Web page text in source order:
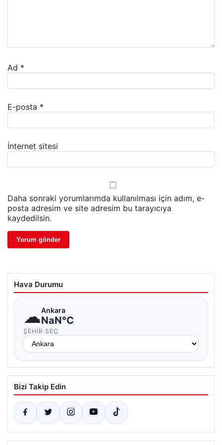
Ad *
E-posta *
İnternet sitesi
Daha sonraki yorumlarımda kullanılması için adım, e-
posta adresim ve site adresim bu tarayıcıya
kaydedilsin.
Hava Durumu
☁Ankara
NaN°C
ŞEHIR SEÇ
Bizi Takip Edin